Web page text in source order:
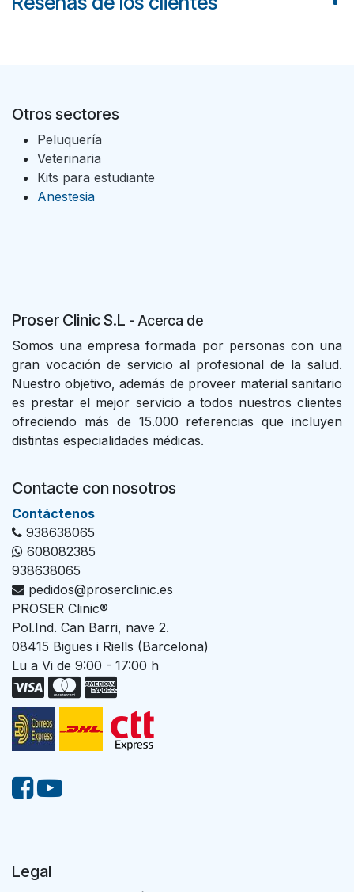
Otros sectores
Peluquería
Veterinaria
Kits para estudiante
Anestesia
Proser Clinic S.L - Acerca de
Somos una empresa formada por personas con una
gran vocación de servicio al profesional de la salud.
Nuestro objetivo, además de proveer material sanitario
es prestar el mejor servicio a todos nuestros clientes
ofreciendo más de 15.000 referencias que incluyen
distintas especialidades médicas.
Contacte con nosotros
Con​tác​tenos
938638065
608082385
938638065
pedidos@proserclinic.es
PROSER Clinic®
Pol.Ind. Can Barri, nave 2.
08415 Bigues i Riells (Barcelona)
Lu a Vi de 9:00 - 17:00 h
Legal